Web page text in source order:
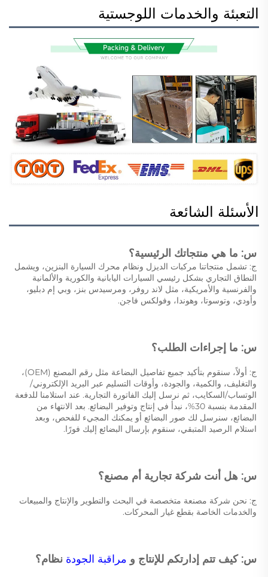
التعبئة والخدمات اللوجستية
الأسئلة الشائعة
س: ما هي منتجاتك الرئيسية؟
وأودي، وتوسوتا، وهوندا، وفولكس فاجن.
س: ما إجراءات الطلب؟
والتغليف، والكمية، والجودة، وأوقات التسليم عبر البريد الإلكتروني/
استلام الرصيد المتبقي، سنقوم بإرسال البضائع إليك فورًا.
س: هل أنت شركة تجارية أم مصنع؟
والخدمات الخاصة بقطع غيار المحركات.
س: كيف تتم إدارتكم للإنتاج و مراقبة الجودة نظام؟